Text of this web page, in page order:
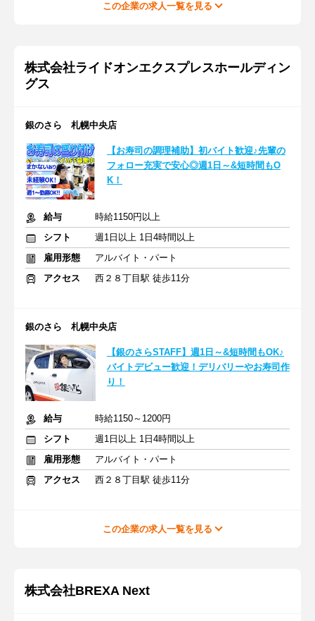
この企業の求人一覧を見る
株式会社ライドオンエクスプレスホールディン
グス
銀のさら 札幌中央店
【お寿司の調理補助】初バイト歓迎♪先輩の
フォロー充実で安心◎週1日～&短時間もO
K！
給与
時給1150円以上
シフト
週1日以上 1日4時間以上
雇用形態
アルバイト・パート
アクセス
西２８丁目駅 徒歩11分
銀のさら 札幌中央店
【銀のさらSTAFF】週1日～&短時間もOK♪
バイトデビュー歓迎！デリバリーやお寿司作
り！
給与
時給1150～1200円
シフト
週1日以上 1日4時間以上
雇用形態
アルバイト・パート
アクセス
西２８丁目駅 徒歩11分
この企業の求人一覧を見る
株式会社BREXA Next